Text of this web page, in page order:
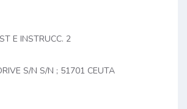
E INSTRUCC. 2
S/N S/N ; 51701 CEUTA